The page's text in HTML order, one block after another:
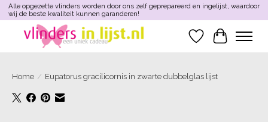
Alle opgezette vlinders worden door ons zelf geprepareerd en ingelijst, waardoor
wij de beste kwaliteit kunnen garanderen!
Verlanglijst
Home / Eupatorus gracilicornis in zwarte dubbelglas lijst